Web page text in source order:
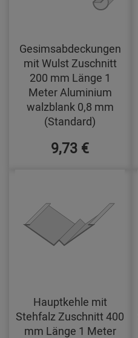
Gesimsabdeckungen
mit Wulst Zuschnitt
200 mm Länge 1
Meter Aluminium
walzblank 0,8 mm
(Standard)
9,73 €
Hauptkehle mit
Stehfalz Zuschnitt 400
mm Länge 1 Meter